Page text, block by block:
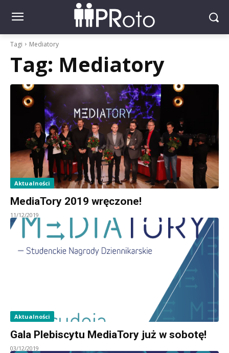
Tagi Mediatory
Tag: Mediatory
Aktualności
MediaTory 2019 wręczone!
11/12/2019
Aktualności
Gala Plebiscytu MediaTory już w sobotę!
03/12/2019